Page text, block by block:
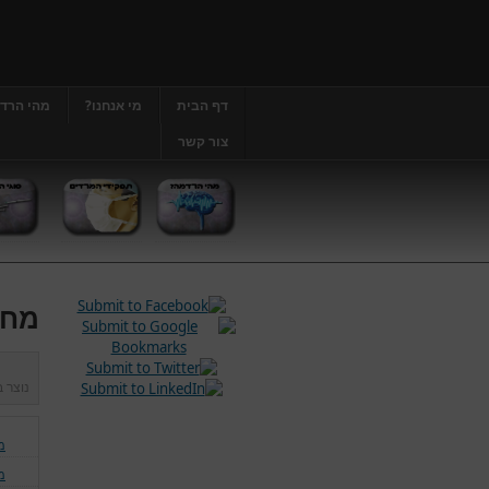
דף הבית מי אנחנו? מהי
צור קשר
נוצר